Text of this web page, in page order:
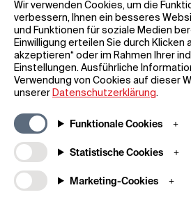
Wir verwenden Cookies, um die
verbessern, Ihnen ein besseres
und Funktionen für soziale Medien
Einwilligung erteilen Sie durch Klicken
akzeptieren“ oder im Rahmen Ihrer
Einstellungen. Ausführliche
Verwendung von Cookies auf dieser
unserer Datenschutzerklärung.
Funktionale Cookies
Statistische Cookies
Marketing-Cookies
Allgemeine Informationen
FAQ
Allgemeine
Teilnahmebedingungen für
Gewinnspiele
Impressum